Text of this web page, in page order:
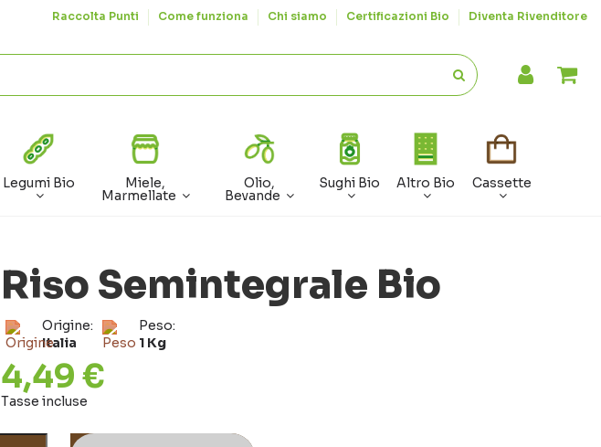
Raccolta Punti Come funziona Chi siamo Certificazioni Bio Diventa Rivenditore
Legumi Bio Miele,
Marmellate
Olio,
Bevande
Sughi Bio Altro Bio Cassette
Riso Semintegrale Bio
Origine:
Italia
Peso:
1 Kg
4,49 €
Tasse incluse